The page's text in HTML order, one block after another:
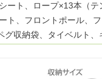
ート、ロープ×13本（テ
ト、フロントポール、
グ収納袋、タイベルト、